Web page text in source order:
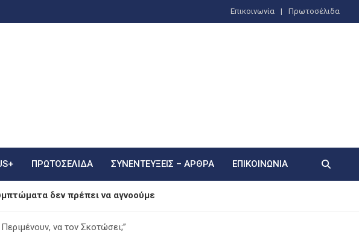
Επικοινωνία Πρωτοσέλιδα
ΠΡΩΤΟΣΈΛΙΔΑ ΣΥΝΕΝΤΕΎΞΕΙΣ – ΆΡΘΡΑ ΕΠΙΚΟΙΝΩΝΊΑ
δεν πρέπει να αγνοούμε
τον δρόμο για δάνεια έως 5 δισ. σε ΜμΕ και νέους τομείς
να τον Σκοτώσει;”